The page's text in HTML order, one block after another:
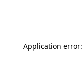
Application